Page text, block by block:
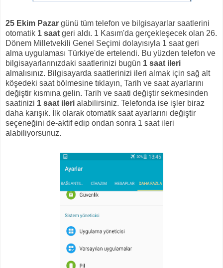
25 Ekim Pazar günü tüm telefon ve bilgisayarlar saatlerini
otomatik 1 saat geri aldı. 1 Kasım'da gerçekleşecek olan 26.
Dönem Milletvekili Genel Seçimi dolayısıyla 1 saat geri
alma uygulaması Türkiye'de ertelendi. Bu yüzden telefon ve
bilgisayarlarınızdaki saatlerinizi bugün 1 saat ileri
almalısınız. Bilgisayarda saatlerinizi ileri almak için sağ alt
köşedeki saat bölmesine tıklayın, Tarih ve saat ayarlarını
değiştir kısmına gelin. Tarih ve saati değiştir sekmesinden
saatinizi 1 saat ileri alabilirsiniz. Telefonda ise işler biraz
daha karışık. İlk olarak otomatik saat ayarlarını değiştir
seçeneğini de-aktif edip ondan sonra 1 saat ileri
alabiliyorsunuz.